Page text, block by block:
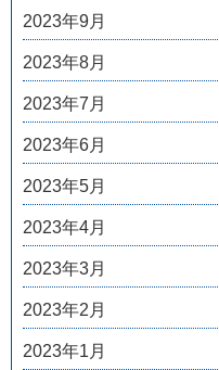
2023年9月
2023年8月
2023年7月
2023年6月
2023年5月
2023年4月
2023年3月
2023年2月
2023年1月